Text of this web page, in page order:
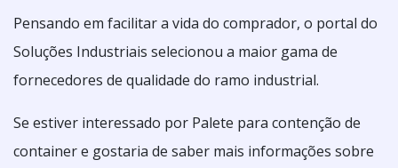
Pensando em facilitar a vida do comprador, o portal do
Soluções Industriais selecionou a maior gama de
fornecedores de qualidade do ramo industrial.
Se estiver interessado por Palete para contenção de
container e gostaria de saber mais informações sobre